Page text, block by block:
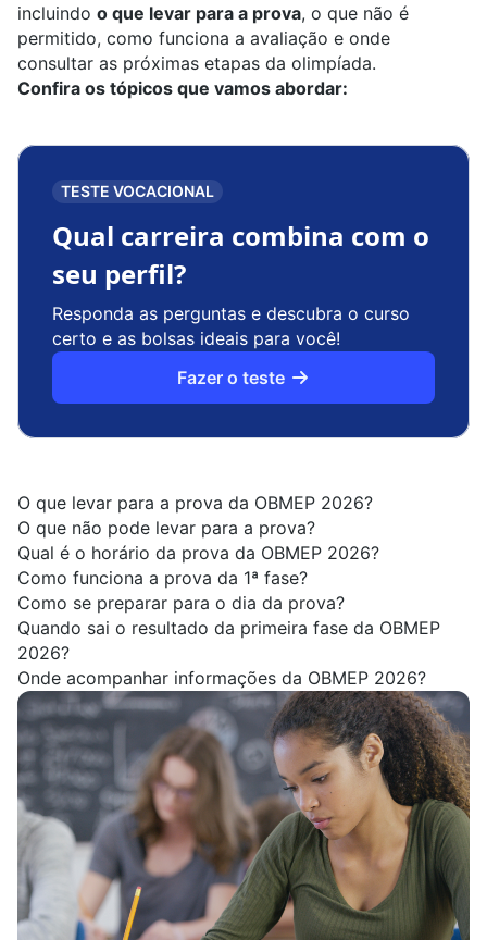
incluindo o que levar para a prova, o que não é
permitido, como funciona a avaliação e onde
consultar as próximas etapas da olimpíada.
Confira os tópicos que vamos abordar:
TESTE VOCACIONAL
Qual carreira combina com o
seu perfil?
Responda as perguntas e descubra o curso
certo e as bolsas ideais para você!
Fazer o teste
O que levar para a prova da OBMEP 2026?
O que não pode levar para a prova?
Qual é o horário da prova da OBMEP 2026?
Como funciona a prova da 1ª fase?
Como se preparar para o dia da prova?
Quando sai o resultado da primeira fase da OBMEP
2026?
Onde acompanhar informações da OBMEP 2026?